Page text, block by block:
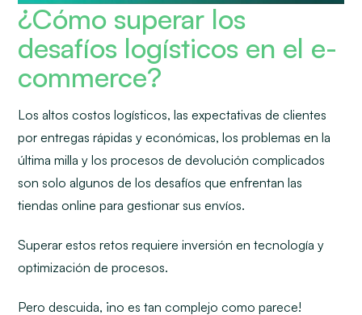
¿Cómo superar los
desafíos logísticos en el e-
commerce?
Los altos costos logísticos, las expectativas de clientes
por entregas rápidas y económicas, los problemas en la
última milla y los procesos de devolución complicados
son solo algunos de los desafíos que enfrentan las
tiendas online para gestionar sus envíos.
Superar estos retos requiere inversión en tecnología y
optimización de procesos.
Pero descuida, ¡no es tan complejo como parece!